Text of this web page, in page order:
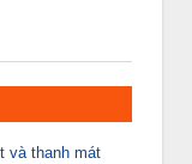
và thanh mát